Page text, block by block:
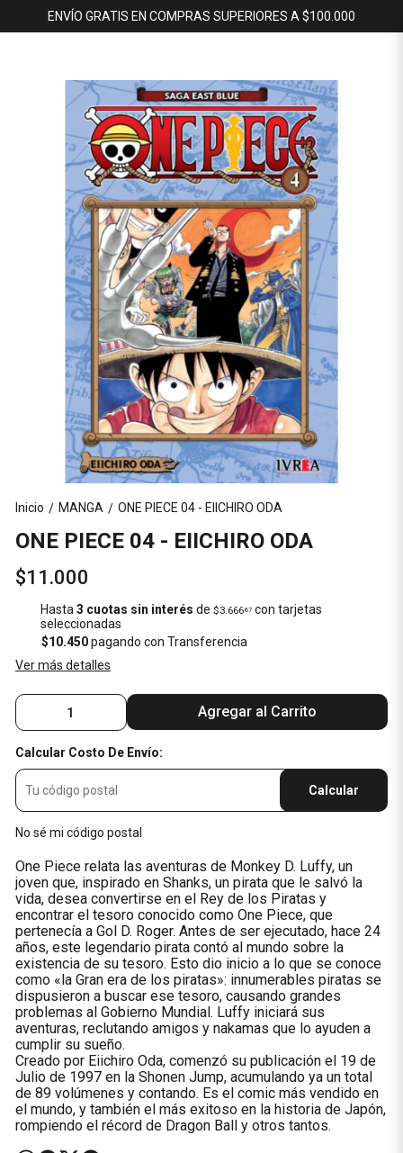
ENVÍO GRATIS EN COMPRAS SUPERIORES A $100.000
Inicio / MANGA / ONE PIECE 04 - EIICHIRO ODA
ONE PIECE 04 - EIICHIRO ODA
$11.000
Hasta 3 cuotas sin interés de $3.66667con tarjetas
seleccionadas
$10.450pagando con Transferencia
Ver más detalles
Agregar al Carrito
Calcular Costo De Envío:
Calcular
No sé mi código postal
One Piece relata las aventuras de Monkey D. Luffy, un
joven que, inspirado en Shanks, un pirata que le salvó la
vida, desea convertirse en el Rey de los Piratas y
encontrar el tesoro conocido como One Piece, que
pertenecía a Gol D. Roger. Antes de ser ejecutado, hace 24
años, este legendario pirata contó al mundo sobre la
existencia de su tesoro. Esto dio inicio a lo que se conoce
como «la Gran era de los piratas»: innumerables piratas se
dispusieron a buscar ese tesoro, causando grandes
problemas al Gobierno Mundial. Luffy iniciará sus
aventuras, reclutando amigos y nakamas que lo ayuden a
cumplir su sueño.
Creado por Eiichiro Oda, comenzó su publicación el 19 de
Julio de 1997 en la Shonen Jump, acumulando ya un total
de 89 volúmenes y contando. Es el comic más vendido en
el mundo, y también el más exitoso en la historia de Japón,
rompiendo el récord de Dragon Ball y otros tantos.